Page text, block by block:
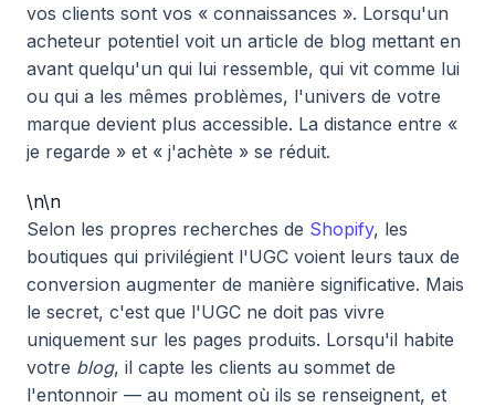
vos clients sont vos « connaissances ». Lorsqu'un
acheteur potentiel voit un article de blog mettant en
avant quelqu'un qui lui ressemble, qui vit comme lui
ou qui a les mêmes problèmes, l'univers de votre
marque devient plus accessible. La distance entre «
je regarde » et « j'achète » se réduit.
\n\n
Selon les propres recherches de Shopify, les
boutiques qui privilégient l'UGC voient leurs taux de
conversion augmenter de manière significative. Mais
le secret, c'est que l'UGC ne doit pas vivre
uniquement sur les pages produits. Lorsqu'il habite
votre blog, il capte les clients au sommet de
l'entonnoir — au moment où ils se renseignent, et